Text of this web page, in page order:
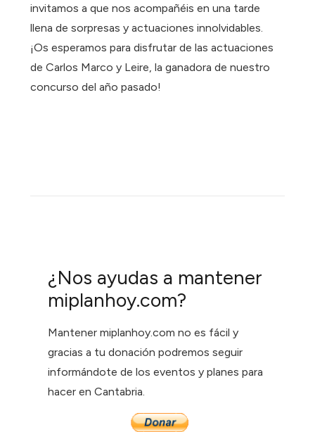
invitamos a que nos acompañéis en una tarde
llena de sorpresas y actuaciones innolvidables.
¡Os esperamos para disfrutar de las actuaciones
de Carlos Marco y Leire, la ganadora de nuestro
concurso del año pasado!
¿Nos ayudas a mantener
miplanhoy.com?
Mantener miplanhoy.com no es fácil y
gracias a tu donación podremos seguir
informándote de los eventos y planes para
hacer en Cantabria.